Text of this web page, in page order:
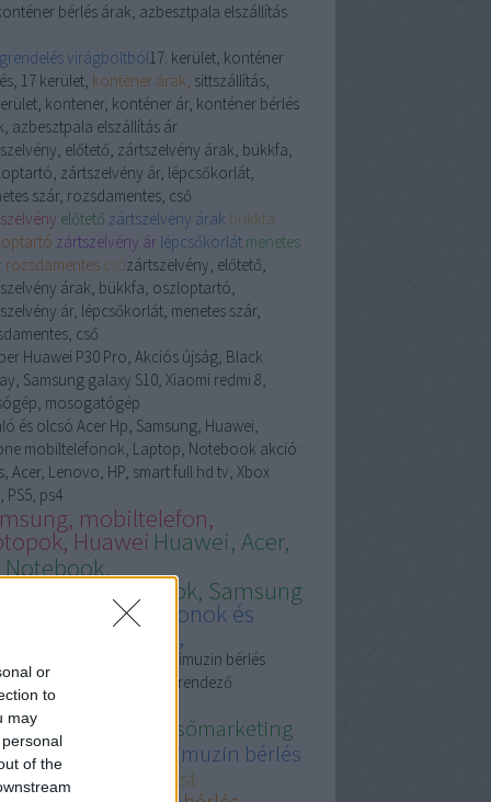
or
to
may
of the
bérlés árak, azbesztpala elszállítás
virágboltból17. kerület, konténer
17 kerület, konténer árak, sittszállítás,
kontener, konténer ár, konténer bérlés
azbesztpala elszállítás ár
előtető, zártszelvény árak, bükkfa,
zártszelvény ár, lépcsőkorlát,
szár, rozsdamentes, cső
előtető zártszelvény árak bükkfa
zártszelvény ár lépcsőkorlát menetes
rozsdamentes csőzártszelvény, előtető,
árak, bükkfa, oszloptartó,
ár, lépcsőkorlát, menetes szár,
cső
Huawei P30 Pro, Akciós újság, Black
Samsung galaxy S10, Xiaomi redmi 8,
mosogatógép
és olcsó Acer Hp, Samsung, Huawei,
mobiltelefonok, Laptop, Notebook akció:
Acer, Lenovo, HP, smart full hd tv, Xbox
PS5, ps4
mobiltelefon,
Huawei Huawei, Acer,
Samsung
mobiltelefonok és
laptopok,
ügynökség, Limuzin bérlés
Kárpittisztítás, lakberendező
keresőmarketing
Budapest
limuzin bérlés
bérlés budapest